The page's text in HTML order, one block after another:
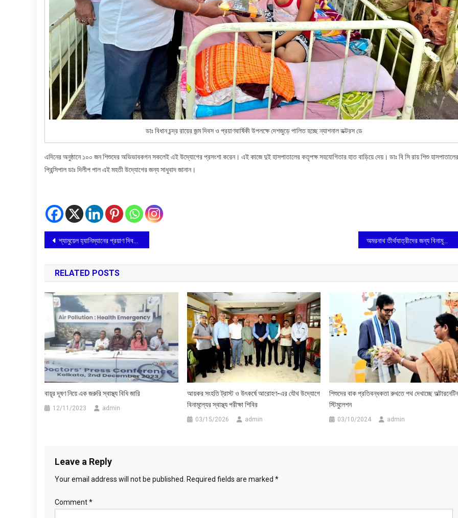
ডাঃ বিধান চন্দ্র রায়ের জন্ম দিবস ও প্রয়াণবার্ষিকী উপলক্ষে দেশজুড়ে পালিত হচ্ছে ন্যাশনাল ডক্টরস ডে
এদিনের অনুষ্ঠানে ১০০ জন শিশুদের অভিভাবকগন সকলেই এই উদ্যোগের প্রসংশা করেন। এই কাজে দুই হাসপাতালের কতৃপক্ষ সহযোগিতার হাত বাড়িয়ে দেয়। ডাঃ বি সি রায় শিশু হাসপাতালের
প্রিন্সিপাল ডাঃ দিলীপ পাল এই মহতী উদ্যোগের জন্য সাধুবাদ জানান।
Post
navigation
শ্যামুয়েল হ্যানিম্যানের প্রয়াণ দিবস পালন অমরনাথ তীর্থযাত্রীদের জন্য বিনামূল্যে মেডিকেল পরিষেবা ভারত সেবাশ্রম সংঘের
RELATED POSTS
বায়ূর দূষণ নিয়ে এক জরুরি স্বাস্থ্য বিধি জারি
12/11/2023 admin
আয়কর সংহতি ট্রাস্ট ও উৎকর্ষে আরোহণ-এর যৌথ উদ্যোগে
বিনামূল্যের স্বাস্থ্য পরীক্ষা শিবির
03/15/2026 admin
শিশুদের বাক প্রতিবন্ধকতা রুখতে পথ দেখাচ্ছে
স্টিমুলেশন
03/10/2024 admin
Leave a Reply
Your email address will not be published. Required fields are marked *
Comment*